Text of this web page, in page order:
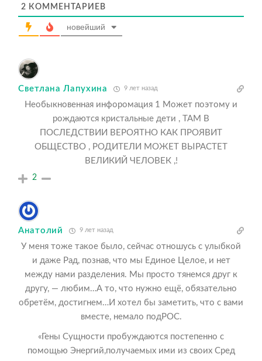
2 КОММЕНТАРИЕВ
новейший
Светлана Лапухина 9 лет назад
Необыкновенная инфоромация 1 Может поэтому и
рождаются кристальные дети , ТАМ В
ПОСЛЕДСТВИИ ВЕРОЯТНО КАК ПРОЯВИТ
ОБЩЕСТВО , РОДИТЕЛИ МОЖЕТ ВЫРАСТЕТ
ВЕЛИКИЙ ЧЕЛОВЕК ,!
2
Анатолий 9 лет назад
У меня тоже такое было, сейчас отношусь с улыбкой
и даже Рад, познав, что мы Единое Целое, и нет
между нами разделения. Мы просто тянемся друг к
другу, — любим…А то, что нужно ещё, обязательно
обретём, достигнем…И хотел бы заметить, что с вами
вместе, немало подРОС.
«Гены Сущности пробуждаются постепенно с
помощью Энергий,получаемых ими из своих Сред